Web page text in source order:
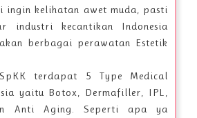
ingin kelihatan awet muda, pasti
industri kecantikan Indonesia
berbagai perawatan Estetik
terdapat 5 Type Medical
yaitu Botox, Dermafiller, IPL,
Anti Aging. Seperti apa ya